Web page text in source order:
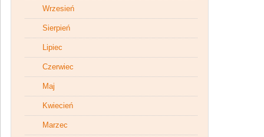
Wrzesień
Sierpień
Lipiec
Czerwiec
Maj
Kwiecień
Marzec